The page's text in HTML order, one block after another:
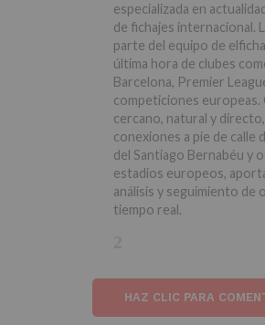
especializada en
de fichajes internacional.
parte del equipo de
última hora de clubes
Barcelona, Premier
competiciones europeas.
cercano, natural y
conexiones a pie de calle
del Santiago Bernabéu y
estadios europeos,
análisis y seguimiento de
tiempo real.
HAZ CLIC PARA